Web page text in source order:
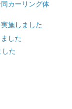
カーリング体
施しました
した
した